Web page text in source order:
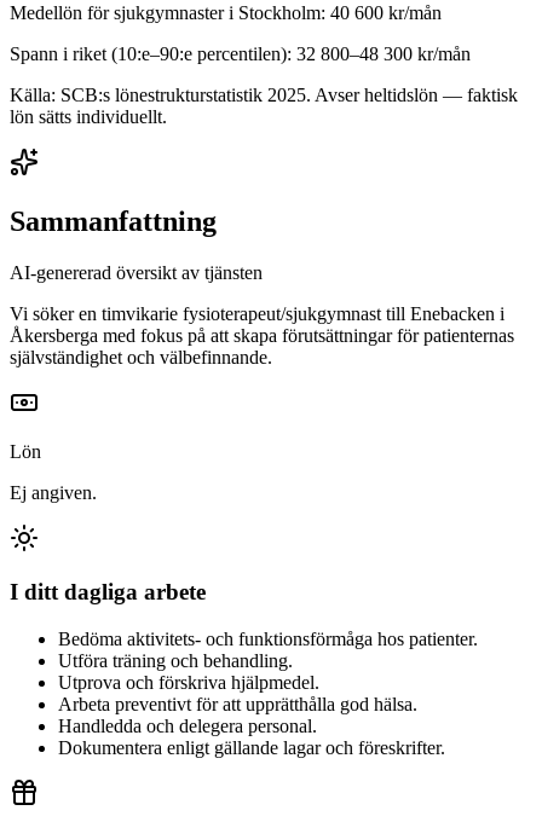
Medellön försjukgymnasteri Stockholm: 40 600 kr/mån
Spann i riket (10:e–90:e percentilen): 32 800–48 300 kr/mån
Källa: SCB:s lönestrukturstatistik 2025. Avser heltidslön — faktisk
lön sätts individuellt.
Sammanfattning
AI-genererad översikt av tjänsten
Vi söker en timvikarie fysioterapeut/sjukgymnast till Enebacken i
Åkersberga med fokus på att skapa förutsättningar för patienternas
självständighet och välbefinnande.
Lön
Ej angiven.
I ditt dagliga arbete
Bedöma aktivitets- och funktionsförmåga hos patienter.
Utföra träning och behandling.
Utprova och förskriva hjälpmedel.
Arbeta preventivt för att upprätthålla god hälsa.
Handledda och delegera personal.
Dokumentera enligt gällande lagar och föreskrifter.